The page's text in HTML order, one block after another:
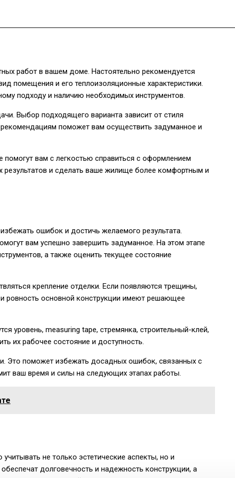
работ в вашем доме. Настоятельно рекомендуется
помещения и его теплоизоляционные характеристики.
подходу и наличию необходимых инструментов.
Выбор подходящего варианта зависит от стиля
поможет вам осуществить задуманное и
вам с легкостью справиться с оформлением
и сделать ваше жилище более комфортным и
ошибок и достичь желаемого результата.
вам успешно завершить задуманное. На этом этапе
а также оценить текущее состояние
крепление отделки. Если появляются трещины,
ровность основной конструкции имеют решающее
уровень, measuring tape, стремянка, строительный-клей,
их рабочее состояние и доступность.
Это поможет избежать досадных ошибок, связанных с
ваш время и силы на следующих этапах работы.
не только эстетические аспекты, но и
долговечность и надежность конструкции, а